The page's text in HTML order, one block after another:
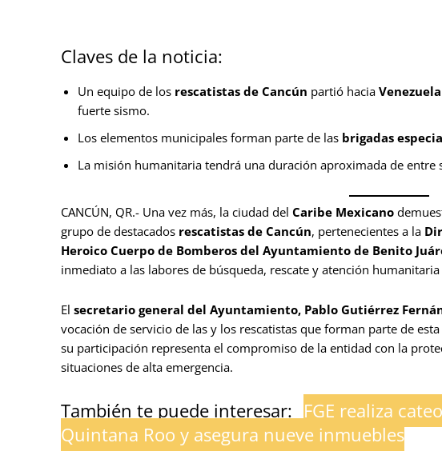
Claves de la noticia:
Un equipo de los rescatistas de Cancún partió hacia Venezuela
fuerte sismo.
Los elementos municipales forman parte de las brigadas
La misión humanitaria tendrá una duración aproximada de entre
CANCÚN, QR.- Una vez más, la ciudad del Caribe Mexicano
grupo de destacados rescatistas de Cancún, pertenecientes a la
Heroico Cuerpo de Bomberos del Ayuntamiento de Benito
inmediato a las labores de búsqueda, rescate y atención
El secretario general del Ayuntamiento, Pablo Gutiérrez
vocación de servicio de las y los rescatistas que forman parte de
su participación representa el compromiso de la entidad con la
situaciones de alta emergencia.
También te puede interesar: FGE realiza
Quintana Roo y asegura nueve inmuebles